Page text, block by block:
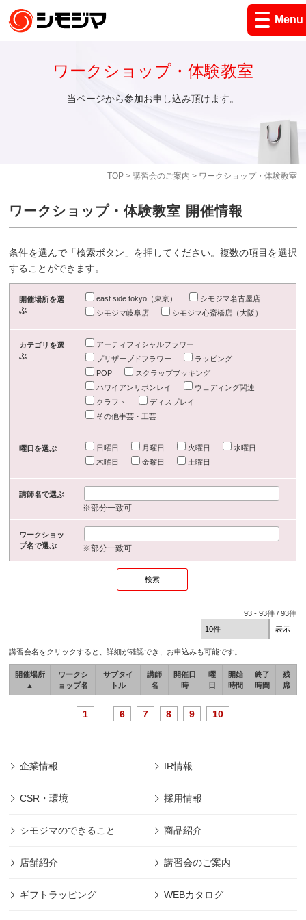
Menu
TOP> 講習会のご案内 > ワークショップ・体験教室
ワークショップ・体験教室
当ページから参加お申し込み頂けます。
ワークショップ・体験教室 開催情報
条件を選んで「検索ボタン」を押してください。複数の項目を選択
することができます。
開催場所を選
ぶ
east side tokyo（東京）
シモジマ名古屋店
シモジマ岐阜店
シモジマ心斎橋店（大阪）
カテゴリを選
ぶ
アーティフィシャルフラワー
プリザーブドフラワー
ラッピング
POP
スクラップブッキング
ハワイアンリボンレイ
ウェディング関連
クラフト
ディスプレイ
その他手芸・工芸
曜日を選ぶ 日曜日 月曜日 火曜日
水曜日
木曜日
金曜日 土曜日
講師名で選ぶ
※部分一致可
ワークショッ
プ名で選ぶ
※部分一致可
93 -93件 /93件
講習会名をクリックすると、詳細が確認でき、お申込みも可能です。
開催場所
▲
ワークシ
ョップ名
サブタイ
トル
講師
名
開催日
時
曜
日
開始
時間
終了
時間
残
席
1 6 7 8 9 10
企業情報 IR情報
CSR・環境 採用情報
シモジマのできること 商品紹介
店舗紹介 講習会のご案内
ギフトラッピング WEBカタログ